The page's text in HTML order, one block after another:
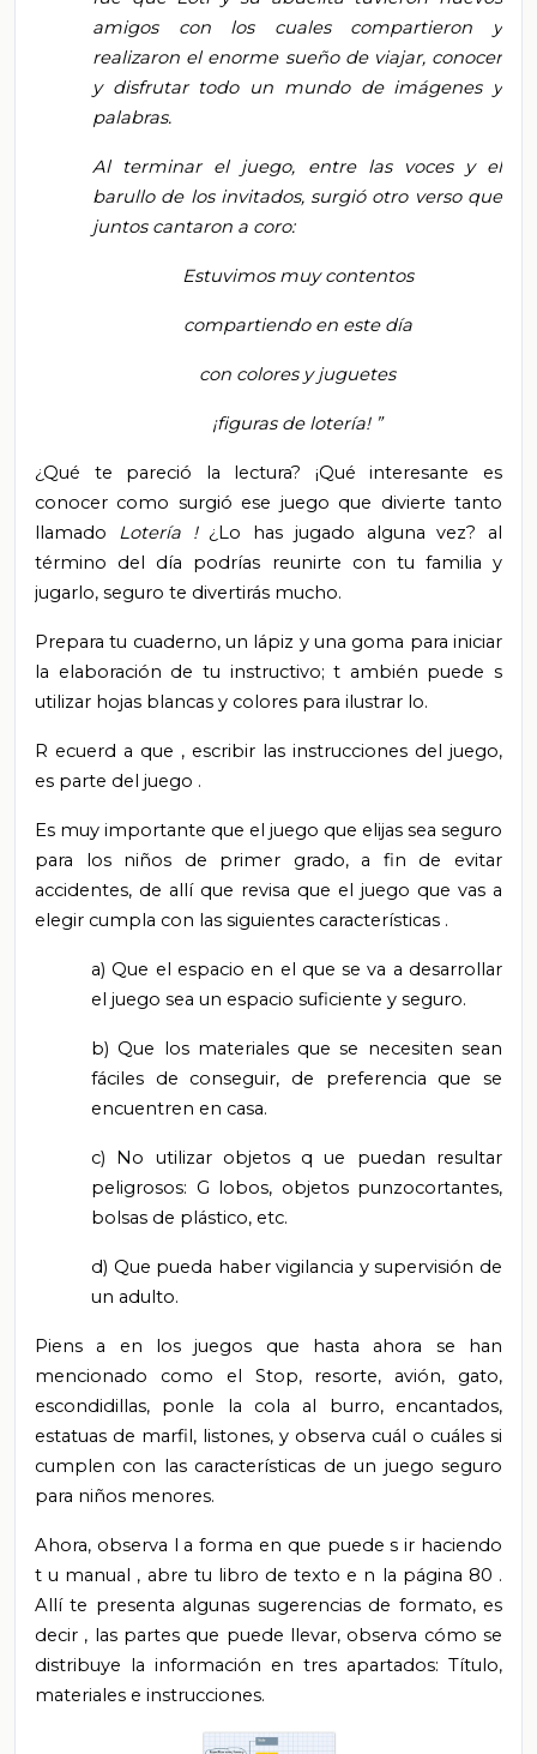
amigos con los cuales compartieron y
realizaron el enorme sueño de viajar, conocer
y disfrutar todo un mundo de imágenes y
palabras.
Al terminar el juego, entre las voces y el
barullo de los invitados, surgió otro verso que
juntos cantaron a coro:
Estuvimos muy contentos
compartiendo en este día
con colores y juguetes
¡figuras de lotería! ”
¿Qué te pareció la lectura? ¡Qué interesante es
conocer como surgió ese juego que divierte tanto
llamado Lotería ! ¿Lo has jugado alguna vez? al
término del día podrías reunirte con tu familia y
jugarlo, seguro te divertirás mucho.
Prepara tu cuaderno, un lápiz y una goma para iniciar
la elaboración de tu instructivo; t ambién puede s
utilizar hojas blancas y colores para ilustrar lo.
R ecuerd a que , escribir las instrucciones del juego,
es parte del juego .
Es muy importante que el juego que elijas sea seguro
para los niños de primer grado, a fin de evitar
accidentes, de allí que revisa que el juego que vas a
elegir cumpla con las siguientes características .
a) Que el espacio en el que se va a desarrollar
el juego sea un espacio suficiente y seguro.
b)Que los materiales que se necesiten sean
fáciles de conseguir, de preferencia que se
encuentren en casa.
c) No utilizar objetos que puedan resultar
peligrosos: G lobos, objetos punzocortantes,
bolsas de plástico, etc.
d) Que pueda habervigilancia y supervisión de
un adulto.
Piens a en los juegos que hasta ahora se han
mencionado como el Stop, resorte, avión, gato,
escondidillas, ponle la cola al burro, encantados,
estatuas de marfil, listones, y observa cuál o cuáles si
cumplen con las características de un juego seguro
para niños menores.
Ahora, observa l a forma en que puedesir haciendo
tu manual , abre tu libro de texto e n la página 80 .
Allíte presenta algunas sugerencias de formato, es
decir , las partes que puede llevar, observa cómose
distribuye la información en tres apartados: Título,
materiales e instrucciones.